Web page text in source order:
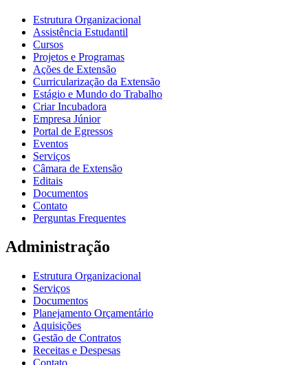
Estrutura Organizacional
Assistência Estudantil
Cursos
Projetos e Programas
Ações de Extensão
Curricularização da Extensão
Estágio e Mundo do Trabalho
Criar Incubadora
Empresa Júnior
Portal de Egressos
Eventos
Serviços
Câmara de Extensão
Editais
Documentos
Contato
Perguntas Frequentes
Administração
Estrutura Organizacional
Serviços
Documentos
Planejamento Orçamentário
Aquisições
Gestão de Contratos
Receitas e Despesas